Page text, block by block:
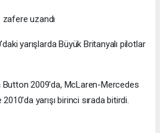
zafere uzandı
yarışlarda Büyük Britanyalı pilotlar
Button 2009'da, McLaren-Mercedes
yarışı birinci sırada bitirdi.